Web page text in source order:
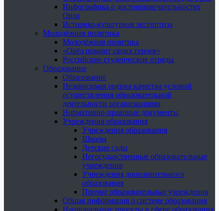
Инфографика о достопримечательностях
Орла
Историко-культурная экспертиза
Молодёжная политика
Молодёжная политика
«Орёл помнит своих героев»
Российские студенческие отряды
Образование
Образование
Независимая оценка качества условий
осуществления образовательной
деятельности организациями
Нормативно-правовые документы
Учреждения образования
Учреждения образования
Школы
Детские сады
Негосударственные образовательные
учреждения
Учреждения дополнительного
образования
Прочие образовательные учреждения
Общая информация о системе образования
Национальные проекты в сфере образования